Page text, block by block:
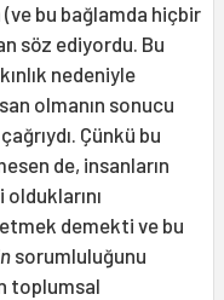
(ve bu bağlamda hiçbir
söz ediyordu. Bu
nedeniyle
olmanın sonucu
Çünkü bu
de, insanların
demekti ve bu
sorumluluğunu
toplumsal